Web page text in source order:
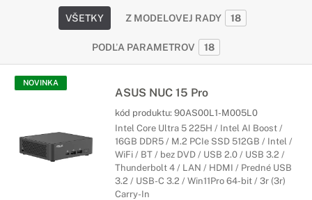
VŠETKY Z MODELOVEJ RADY 18
PODĽA PARAMETROV 18
NOVINKA
ASUS NUC 15 Pro
kód produktu: 90AS00L1-M005L0
Intel Core Ultra 5 225H / Intel AI Boost /
16GB DDR5 / M.2 PCIe SSD 512GB / Intel /
WiFi / BT / bez DVD / USB 2.0 / USB 3.2 /
Thunderbolt 4 / LAN / HDMI / Predné USB
3.2 / USB-C 3.2 / Win11Pro 64-bit / 3r (3r)
Carry-In